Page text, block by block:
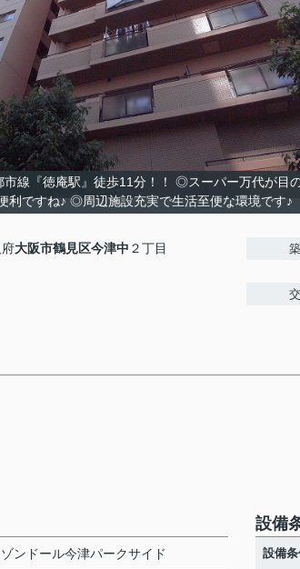
線『徳庵駅』徒歩11分！！ ◎スーパー万代が目
利ですね♪ ◎周辺施設充実で生活至便な環境です♪
大阪市鶴見区今津中 ２丁目
ゾンドール今津パークサイド
設備
設備